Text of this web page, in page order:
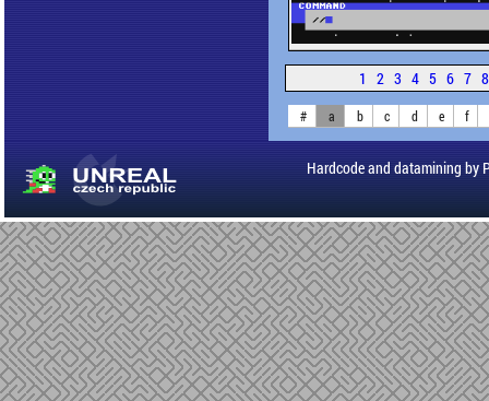
1 2 3 4 5 6 7
# a b c d e f
Hardcode and datamining by